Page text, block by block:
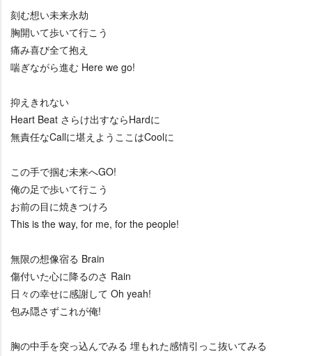
刻む想い未来永劫
胸開いて歩いて行こう
痛み喜び全て抱え
喘ぎながら進む Here we go!
抑えきれない
Heart Beat さらけ出すならHardに
無責任なCallに堪えようここはCoolに
この手で掴む未来へGO!
俺の足で歩いて行こう
お前の目に焼きつけろ
This is the way, for me, for the people!
無限の想像宿る Brain
傷付いた心に降るのさ Rain
日々の幸せに感謝して Oh yeah!
包み隠さずこれが俺!
胸の中手を突っ込んでみる 埋もれた感情引っこ抜いてみる